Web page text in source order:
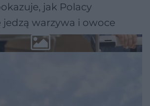
jak Polacy
warzywa i owoce